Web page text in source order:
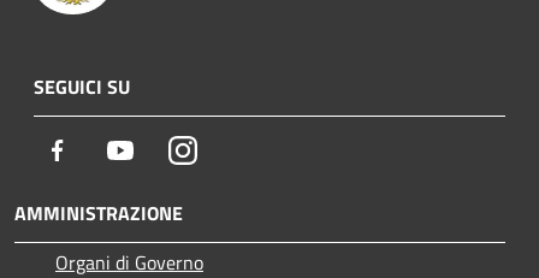
SEGUICI SU
Facebook YoutubeInstagram
AMMINISTRAZIONE
Organi di Governo